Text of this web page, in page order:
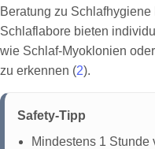
Beratung zu
Schlaflabore bieten
wie Schlaf-Myoklonien
zu erkennen (2).
Safety-Tipp
Mindestens 1